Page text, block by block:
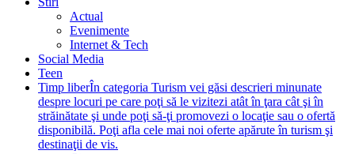
Actual
Evenimente
Internet & Tech
Social Media
Teen
Timp liberÎn categoria Turism vei găsi descrieri minunate
despre locuri pe care poţi să le vizitezi atât în ţara cât şi în
străinătate şi unde poţi să-ţi promovezi o locaţie sau o ofertă
disponibilă. Poţi afla cele mai noi oferte apărute în turism şi
destinaţii de vis.